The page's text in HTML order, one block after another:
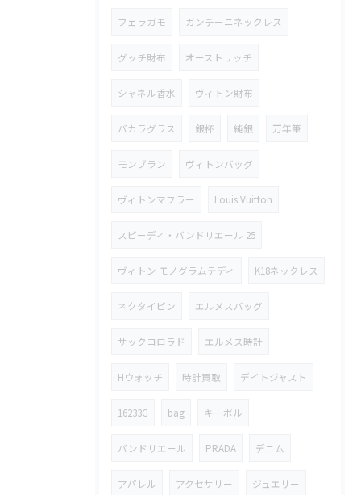
フェラガモ ガンチーニネックレス
グッチ財布 オーストリッチ
シャネル香水 ヴィトン財布
バカラグラス 銀杯 純銀 万年筆
モンブラン ヴィトンバッグ
ヴィトンマフラー Louis Vuitton
スピーディ・バンドリエール 25
ヴィトン モノグラムテディ K18ネックレス
ネクタイピン エルメスバッグ
サックコロラド エルメス時計
Hウォッチ 時計買取 デイトジャスト
16233G bag キーポル
バンドリエール PRADA デニム
アパレル アクセサリー ジュエリー